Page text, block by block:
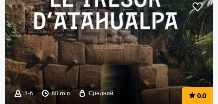
3-6 60 min Средний 0.0